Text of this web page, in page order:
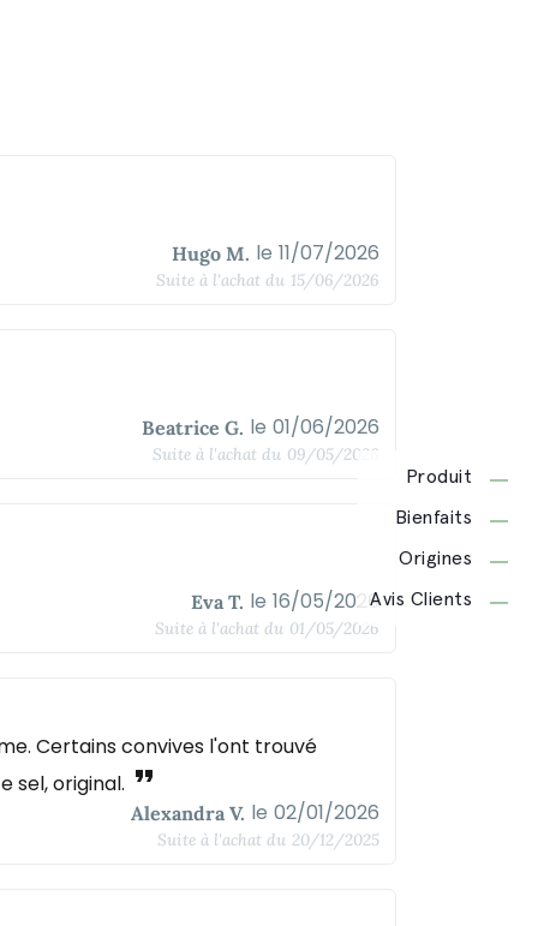
Hugo M. le 11/07/2026
Suite à l'achat du 15/06/2026
Beatrice G. le 01/06/2026
Suite à l'achat du 09/05/2026
Eva T. le 16/05/2026
Suite à l'achat du 01/05/2026
Certains convives l'ont trouvé
sel, original. format_quote
Alexandra V. le 02/01/2026
Suite à l'achat du 20/12/2025
Produit
Bienfaits
Origines
Avis Clients